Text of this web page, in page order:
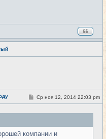
#14
С
о
б
е
н
Ср ноя 12, 2014 22:03 pm
компании и